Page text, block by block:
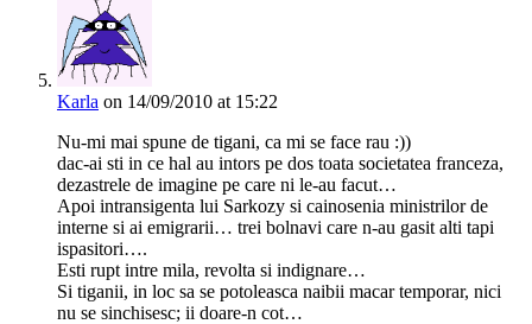
Karla on 14/09/2010 at 15:22
Nu-mi mai spune de tigani, ca mi se face rau :))
dac-ai sti in ce hal au intors pe dos toata societatea franceza,
dezastrele de imagine pe care ni le-au facut…
Apoi intransigenta lui Sarkozy si cainosenia ministrilor de
interne si ai emigrarii… trei bolnavi care n-au gasit alti tapi
ispasitori….
Esti rupt intre mila, revolta si indignare…
Si tiganii, in loc sa se potoleasca naibii macar temporar, nici
nu se sinchisesc; ii doare-n cot…